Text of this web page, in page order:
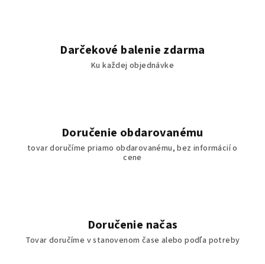
Darčekové balenie zdarma
Ku každej objednávke
Doručenie obdarovanému
tovar doručíme priamo obdarovanému, bez informácií o
cene
Doručenie načas
Tovar doručíme v stanovenom čase alebo podľa potreby